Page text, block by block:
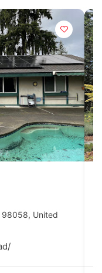
98058, United